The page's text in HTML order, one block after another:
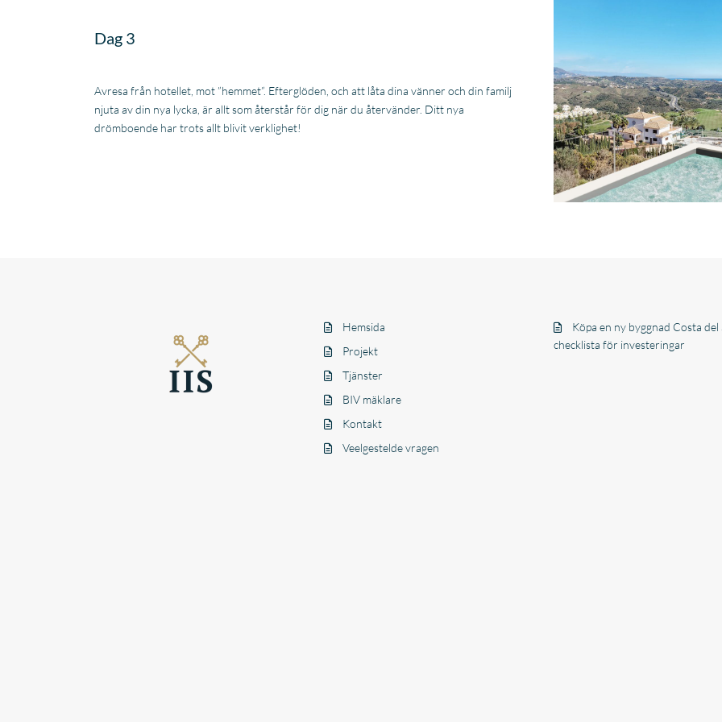
Dag 3
Avresa från hotellet, mot ”hemmet”. Efterglöden, och att låta dina vänner och din familj
njuta av din nya lycka, är allt som återstår för dig när du återvänder. Ditt nya
drömboende har trots allt blivit verklighet!
Hemsida
Projekt
Tjänster
BIV mäklare
Kontakt
Veelgestelde vragen
Köpa en ny byggnad Costa del
checklista för investeringar